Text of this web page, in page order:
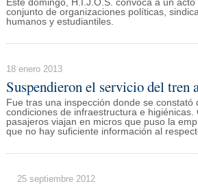
Este domingo, H.I.J.O.S. convoca a un
conjunto de organizaciones políticas,
humanos y estudiantiles.
18 enero 2013
Suspendieron el servicio del tren
Fue tras una inspección donde se constató
condiciones de infraestructura e higiénicas.
pasajeros viajan en micros que puso la
que no hay suficiente información al
25 septiembre 2012